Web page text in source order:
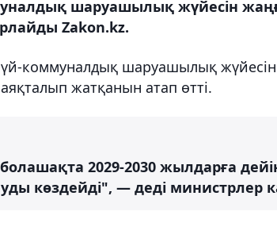
шаруашылық жүйесін
Zakon.kz.
үй-коммуналдық шаруашылық
жатқанын атап өтті.
2029-2030 жылдарға
көздейді", — деді министрлер